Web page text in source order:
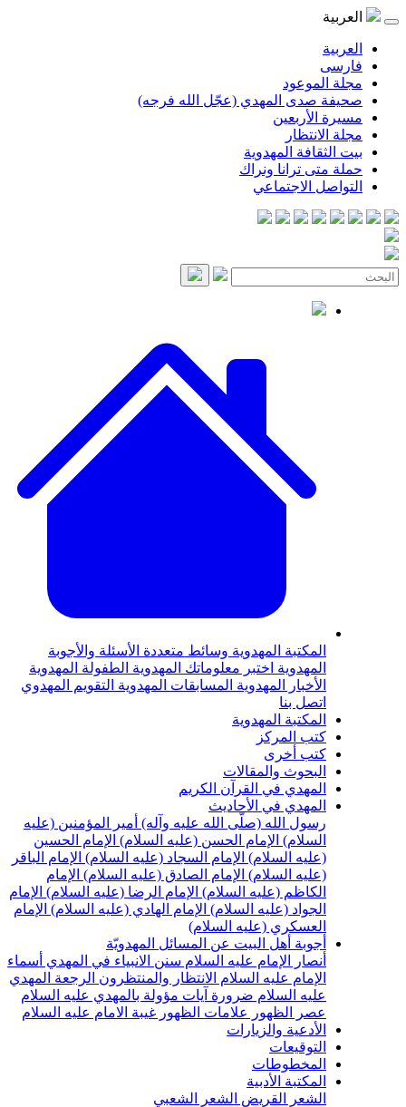
المهدي (عجّل الله فرجه)
المهدوية
ترانا ونراك
الاجتماعي
المهدويةوسائط متعددةالأسئلة والأجوبة
اختبر معلوماتك المهدويةالطفولة المهدوية
المهدويةالمسابقات المهدويةالتقويم المهدوي
المهدوية
والمقالات
في القرآن الكريم
في الأحاديث
الله (صلّى الله عليه وآله) أمير المؤمنين (عليه
الإمام الحسن (عليه السلام) الإمام الحسين
الإمام السجاد (عليه السلام) الإمام الباقر
الإمام الصادق (عليه السلام) الإمام
(عليه السلام) الإمام الرضا (عليه السلام) الإمام
(عليه السلام) الإمام الهادي (عليه السلام) الإمام
(عليه السلام)
أهل البيت عن المسائل المهدويّة
الإمام عليه السلامسنن الانبياء في المهديأسماء
عليه السلامالانتظار والمنتظرونالرجعةالمهدي
السلام ضرورة آيات مؤولة بالمهدي عليه السلام
علامات الظهورغيبة الامام عليه السلام
والزيارات
الأدبية
الشعر الشعبي